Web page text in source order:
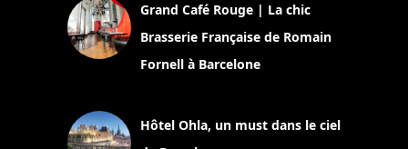
Grand Café Rouge | La chic
Brasserie Française de Romain
Fornell à Barcelone
Hôtel Ohla, un must dans le ciel